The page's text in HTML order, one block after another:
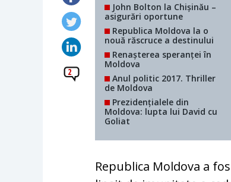
2
John Bolton la Chișinău –
asigurări oportune
Republica Moldova la o
nouă răscruce a destinului
Renașterea speranței în
Moldova
Anul politic 2017. Thriller
de Moldova
Prezidențialele din
Moldova: lupta lui David cu
Goliat
Republica Moldova a